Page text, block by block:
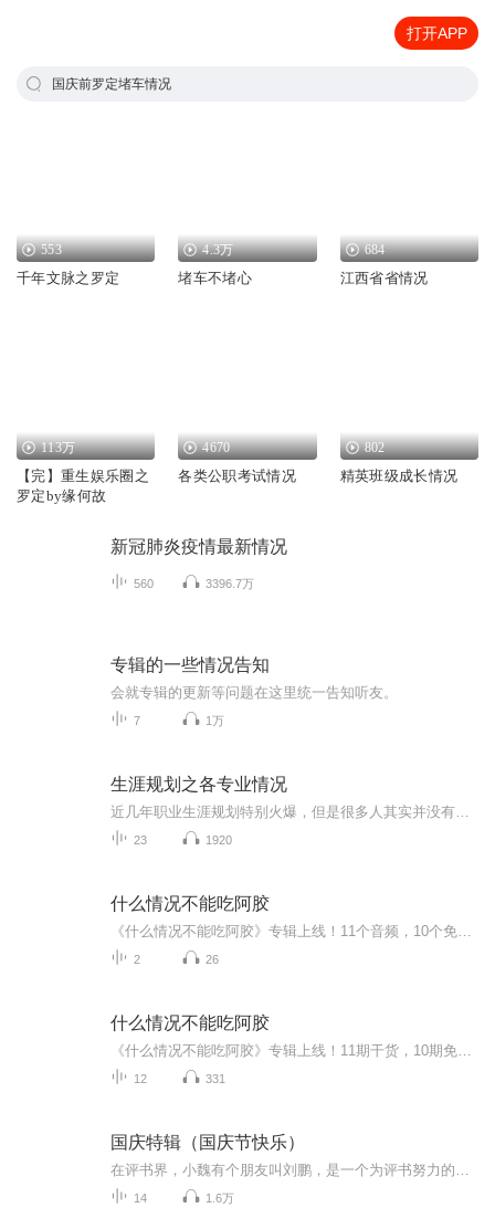
打开APP
国庆前罗定堵车情况
553
千年文脉之罗定
4.3万
堵车不堵心
684
江西省省情况
113万
【完】重生娱乐圈之
罗定by缘何故
4670
各类公职考试情况
802
精英班级成长情况
新冠肺炎疫情最新情况
560 3396.7万
专辑的一些情况告知
会就专辑的更新等问题在这里统一告知听友。
7 1万
生涯规划之各专业情况
23 1920
什么情况不能吃阿胶
2 26
什么情况不能吃阿胶
12 331
国庆特辑（国庆节快乐）
14 1.6万